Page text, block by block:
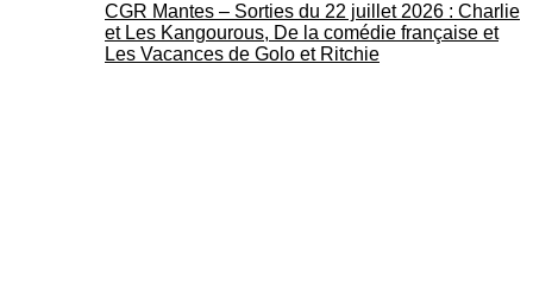
CGR Mantes – Sorties du 22 juillet 2026 : Charlie
et Les Kangourous, De la comédie française et
Les Vacances de Golo et Ritchie